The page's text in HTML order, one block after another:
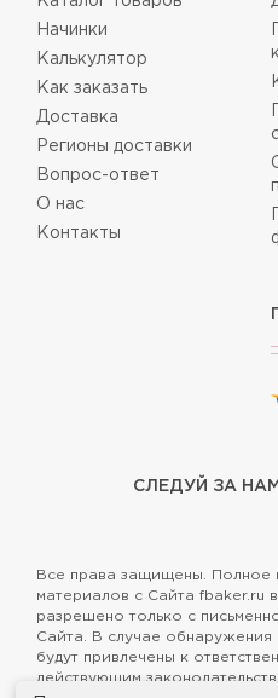
Начинки
Калькулятор
Как заказать
Доставка
Регионы доставки
Вопрос-ответ
О нас
Контакты
СЛЕДУЙ ЗА
Все права защищены. Полное
материалов с Сайта fbaker.ru
разрешено только с
Сайта. В случае
будут привлечены к
действующим